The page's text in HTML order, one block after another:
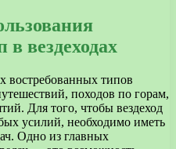
вездеходах
востребованных типов
походов по горам,
Для того, чтобы вездеход
усилий, необходимо иметь
Одно из главных